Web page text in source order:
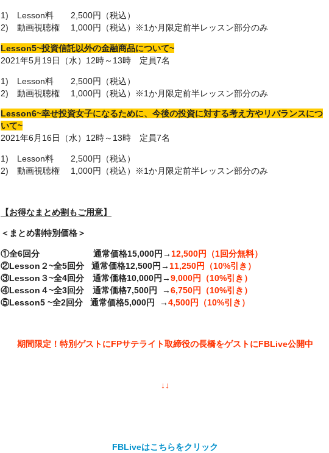
1) Lesson料 2,500円（税込）
2) 動画視聴権 1,000円（税込）※1か月限定前半レッスン部分のみ
Lesson5~投資信託以外の金融商品について~
2021年5月19日（水）12時～13時 定員7名
1) Lesson料 2,500円（税込）
2) 動画視聴権 1,000円（税込）※1か月限定前半レッスン部分のみ
Lesson6~幸せ投資女子になるために、今後の投資に対する考え方やリバランスにつ
いて~
2021年6月16日（水）12時～13時 定員7名
1) Lesson料 2,500円（税込）
2) 動画視聴権 1,000円（税込）※1か月限定前半レッスン部分のみ
【お得なまとめ割もご用意】
＜まとめ割特別価格＞
①全6回分 通常価格15,000円→ 12,500円（1回分無料）
②Lesson２~全5回分 通常価格12,500円→ 11,250円（10%引き）
③Lesson３~全4回分 通常価格10,000円→9,000円（10%引き）
④Lesson４~全3回分 通常価格7,500円 →6,750円（10%引き）
⑤Lesson5 ~全2回分 通常価格5,000円 →4,500円（10%引き）
期間限定！特別ゲストにFPサテライト取締役の長橋をゲストにFBLive公開中
↓↓
FBLiveはこちらをクリック